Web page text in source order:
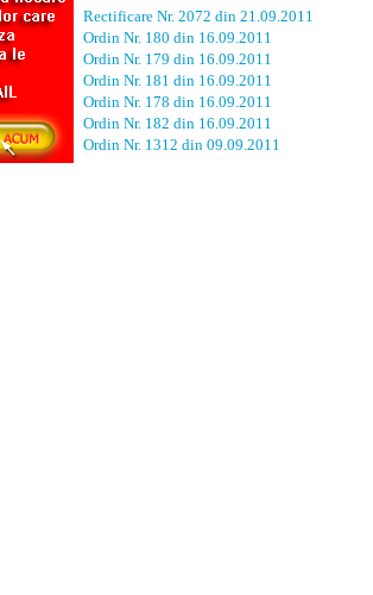
Rectificare Nr. 2072 din 21.09.2011
Ordin Nr. 180 din 16.09.2011
Ordin Nr. 179 din 16.09.2011
Ordin Nr. 181 din 16.09.2011
Ordin Nr. 178 din 16.09.2011
Ordin Nr. 182 din 16.09.2011
Ordin Nr. 1312 din 09.09.2011